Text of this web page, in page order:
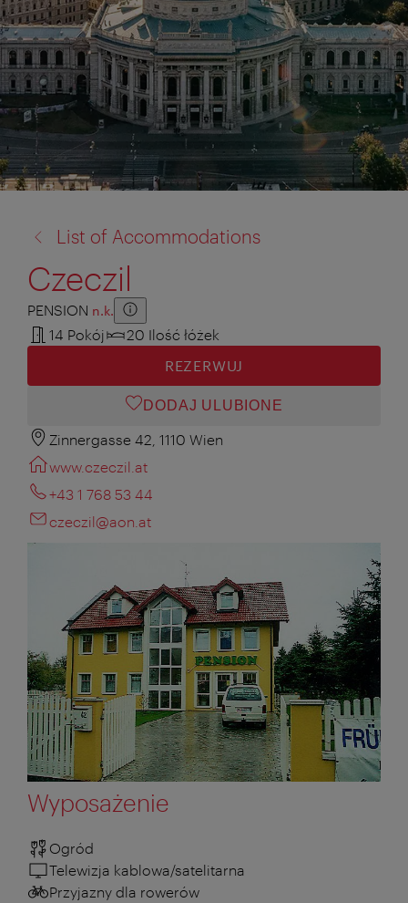
do:
List of Accommodations
Czeczil
PENSION n.k.
Zusatzinformation anzeigen
Zusatzinformation ausblenden
14 Pokój
20 Ilość łóżek
REZERWUJ
DODAJ ULUBIONE
Zinnergasse 42, 1110 Wien
www.czeczil.at
+43 1 768 53 44
czeczil@aon.at
Wyposażenie
Ogród
Telewizja kablowa/satelitarna
Przyjazny dla rowerów